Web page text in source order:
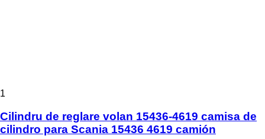
1
Cilindru de reglare volan 15436-4619 camisa de
cilindro para Scania 15436 4619 camión